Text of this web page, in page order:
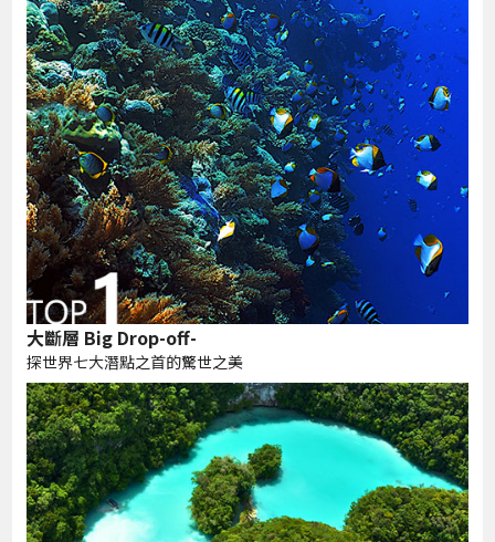
大斷層 Big Drop-off-
探世界七大潛點之首的驚世之美